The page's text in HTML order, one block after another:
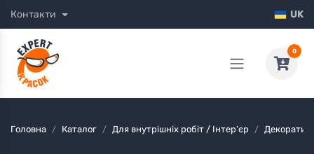
Контакти UK
0
Головна Каталог Для внутрішніх робіт / Інтер'єр